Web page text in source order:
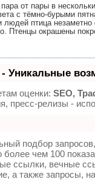
от пары в
с тёмно-бурыми
птица незаметно
Птенцы окрашены
оценки: SEO,
пресс-релизы -
подбор
чем 100
ссылки, вечные
а также запросы,